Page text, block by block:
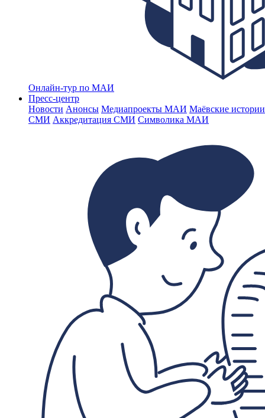
Онлайн-тур по МАИ
Пресс-центр
Новости Анонсы Медиапроекты МАИ Маёвские
СМИ Аккредитация СМИ Символика МАИ